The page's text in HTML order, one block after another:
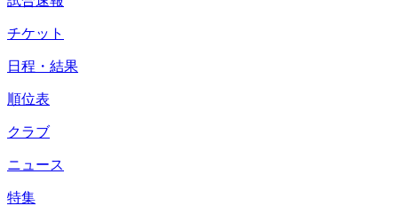
チケット
日程・結果
順位表
クラブ
ニュース
特集